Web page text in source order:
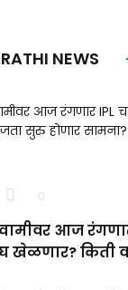
NEWS
0
आज
खेळणार? किती